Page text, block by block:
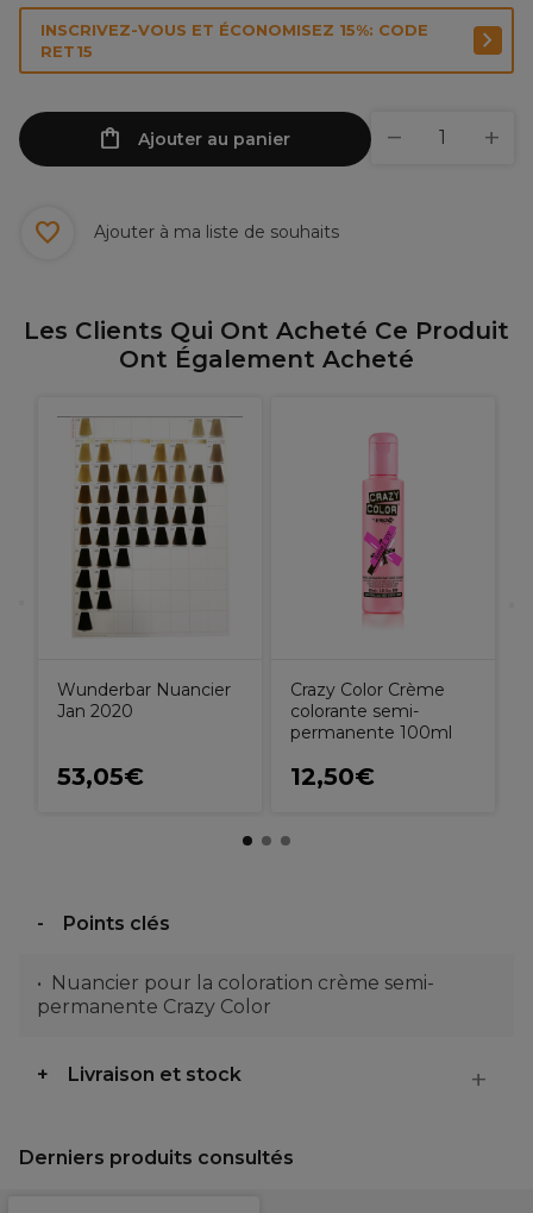
INSCRIVEZ-VOUS ET ÉCONOMISEZ 15%: CODE
RET15
Ajouter au panier
Ajouter à ma liste de souhaits
Les Clients Qui Ont Acheté Ce Produit
Ont Également Acheté
Wunderbar Nuancier
Jan 2020
53,05€
Crazy Color Crème
colorante semi-
permanente 100ml
12,50€
Points clés
Nuancier pour la coloration crème semi-
permanente Crazy Color
Livraison et stock
Derniers produits consultés